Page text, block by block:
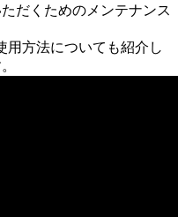
だくためのメンテナンス
用方法についても紹介し